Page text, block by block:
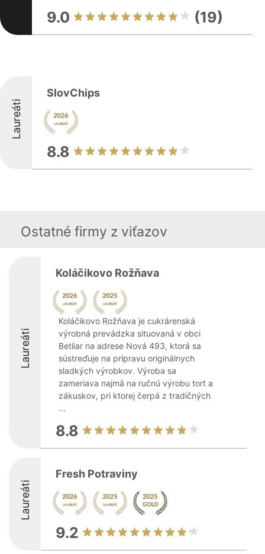
9.0 (19)
Laureáti
SlovChips
8.8
Ostatné firmy z viťazov
Laureáti
Koláčikovo Rožňava
Koláčikovo Rožňava je cukrárenská
výrobná prevádzka situovaná v obci
Betliar na adrese Nová 493, ktorá sa
sústreďuje na prípravu originálnych
sladkých výrobkov. Výroba sa
zameriava najmä na ručnú výrobu tort a
zákuskov, pri ktorej čerpá z tradičných
...
8.8
Laureáti
Fresh Potraviny
9.2